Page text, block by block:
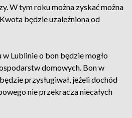
W tym roku można zyskać można
będzie uzależniona od
w Lublinie o bon będzie mogło
domowych. Bon w
przysługiwał, jeżeli dochód
nie przekracza niecałych